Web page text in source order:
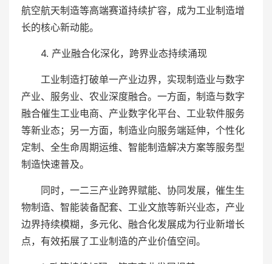
航空航天制造等高端赛道持续扩容，成为工业制造增
长的核心新动能。
4. 产业融合化深化，跨界业态持续涌现
工业制造打破单一产业边界，实现制造业与数字
产业、服务业、农业深度融合。一方面，制造与数字
融合催生工业电商、产业数字化平台、工业软件服务
等新业态；另一方面，制造业向服务端延伸，个性化
定制、全生命周期运维、智能制造解决方案等服务型
制造快速普及。
同时，一二三产业跨界赋能、协同发展，催生生
物制造、智能装备配套、工业文旅等新兴业态，产业
边界持续模糊，多元化、融合化发展成为行业新增长
点，有效拓展了工业制造的产业价值空间。